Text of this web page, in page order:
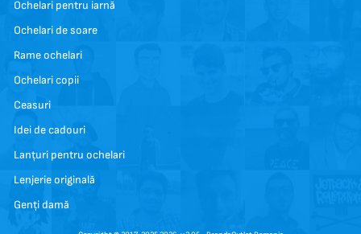
Ochelari pentru iarnă
Ochelari de soare
Rame ochelari
Ochelari copii
Ceasuri
Idei de cadouri
Lanțuri pentru ochelari
Lenjerie originală
Genți damă